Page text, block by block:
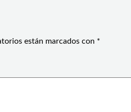
están marcados con *